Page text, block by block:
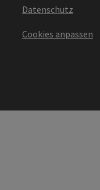
Datenschutz
Cookies anpassen